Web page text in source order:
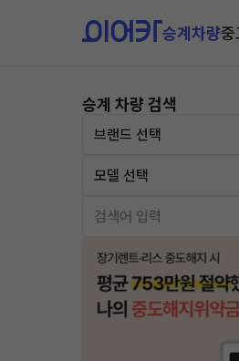
승계차량중
승계 차량 검색